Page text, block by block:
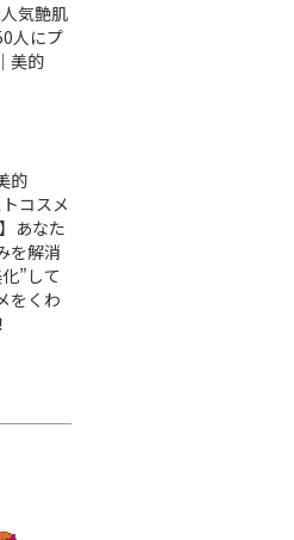
気艶肌
人にプ
美的
的
コスメ
あなた
を解消
”して
をくわ